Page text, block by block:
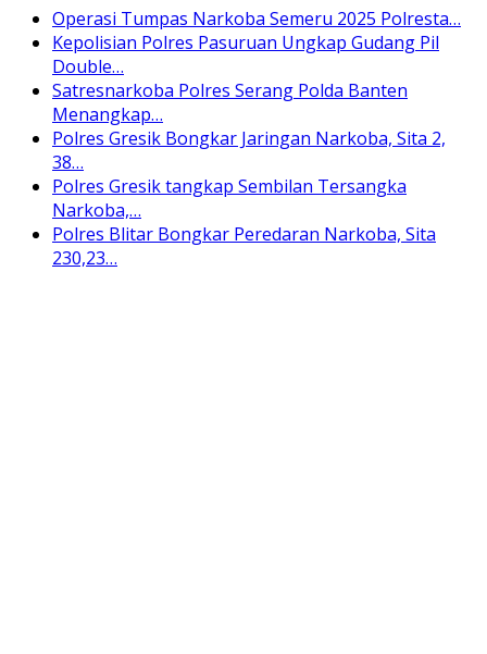
Operasi Tumpas Narkoba Semeru 2025 Polresta…
Kepolisian Polres Pasuruan Ungkap Gudang Pil
Double…
Satresnarkoba Polres Serang Polda Banten
Menangkap…
Polres Gresik Bongkar Jaringan Narkoba, Sita 2,
38…
Polres Gresik tangkap Sembilan Tersangka
Narkoba,…
Polres Blitar Bongkar Peredaran Narkoba, Sita
230,23…